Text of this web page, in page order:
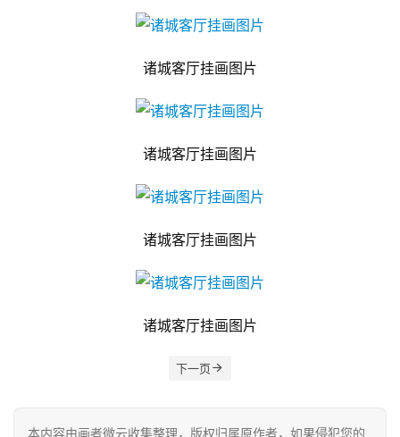
诸城客厅挂画图片
诸城客厅挂画图片
诸城客厅挂画图片
诸城客厅挂画图片
下一页
本内容由画者微云收集整理，版权归属原作者，如果侵犯您的